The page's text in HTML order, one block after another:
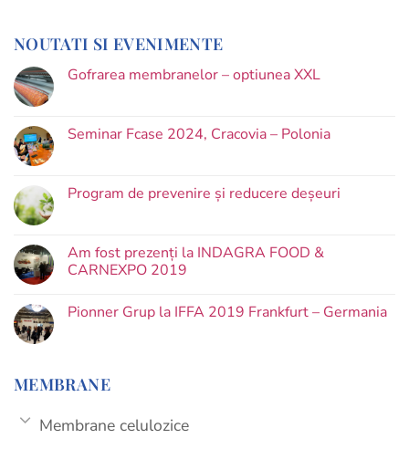
NOUTATI SI EVENIMENTE
Gofrarea membranelor – optiunea XXL
Seminar Fcase 2024, Cracovia – Polonia
Program de prevenire și reducere deșeuri
Am fost prezenți la INDAGRA FOOD &
CARNEXPO 2019
Pionner Grup la IFFA 2019 Frankfurt – Germania
MEMBRANE
Membrane celulozice